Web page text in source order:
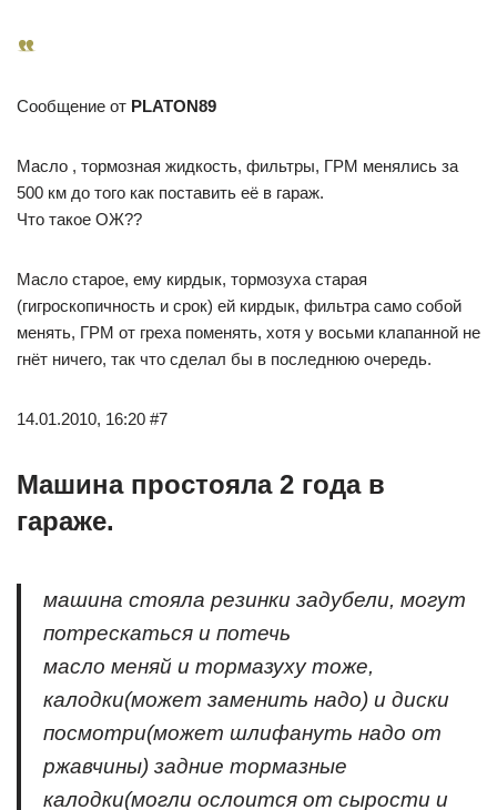
Сообщение от PLATON89
Масло , тормозная жидкость, фильтры, ГРМ менялись за
500 км до того как поставить её в гараж.
Что такое ОЖ??
Масло старое, ему кирдык, тормозуха старая
(гигроскопичность и срок) ей кирдык, фильтра само собой
менять, ГРМ от греха поменять, хотя у восьми клапанной не
гнёт ничего, так что сделал бы в последнюю очередь.
14.01.2010, 16:20 #7
Машина простояла 2 года в
гараже.
машина стояла резинки задубели, могут
потрескаться и потечь
масло меняй и тормазуху тоже,
калодки(может заменить надо) и диски
посмотри(может шлифануть надо от
ржавчины) задние тормазные
калодки(могли ослоится от сырости и